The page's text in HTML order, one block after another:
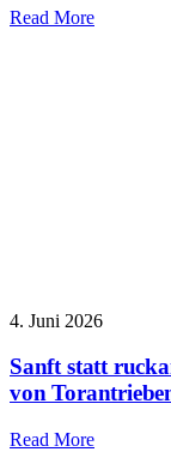
Read More
4. Juni 2026
Sanft statt
von
Read More